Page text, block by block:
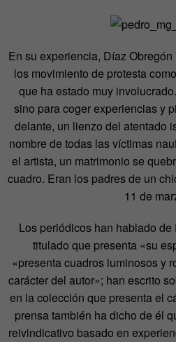
En su experiencia, Díaz
los movimiento de protesta
que ha estado muy
sino para coger experiencias y
delante, un lienzo del atentado
nombre de todas las víctimas
el artista, un matrimonio se
cuadro. Eran los padres de un
11 de
Los periódicos han hablado
titulado que presenta «su
«presenta cuadros luminosos y
carácter del autor»; han escrito
en la colección que presenta el
prensa también ha dicho de él
reivindicativo basado en